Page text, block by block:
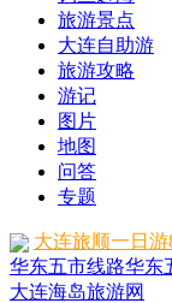
旅游景点
大连自助游
旅游攻略
游记
图片
地图
问答
专题
大连旅顺一日游
华东五市线路华东
大连海岛旅游网